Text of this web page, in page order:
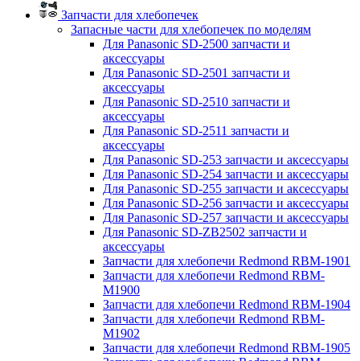
Запчасти для хлебопечек
Запасные части для хлебопечек по моделям
Для Panasonic SD-2500 запчасти и
аксессуары
Для Panasonic SD-2501 запчасти и
аксессуары
Для Panasonic SD-2510 запчасти и
аксессуары
Для Panasonic SD-2511 запчасти и
аксессуары
Для Panasonic SD-253 запчасти и аксессуары
Для Panasonic SD-254 запчасти и аксессуары
Для Panasonic SD-255 запчасти и аксессуары
Для Panasonic SD-256 запчасти и аксессуары
Для Panasonic SD-257 запчасти и аксессуары
Для Panasonic SD-ZB2502 запчасти и
аксессуары
Запчасти для хлебопечи Redmond RBM-1901
Запчасти для хлебопечи Redmond RBM-
M1900
Запчасти для хлебопечи Redmond RBM-1904
Запчасти для хлебопечи Redmond RBM-
M1902
Запчасти для хлебопечи Redmond RBM-1905